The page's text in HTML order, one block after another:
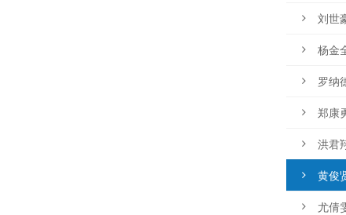
刘世
杨金
罗纳
郑康
洪君
黄俊
尤倩